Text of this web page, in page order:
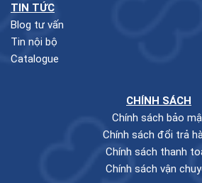
TIN TỨC
Blog tư vấn
Tin nội bộ
Catalogue
CHÍNH SÁCH
Chính sách bảo
Chính sách đổi trả
Chính sách thanh
Chính sách vận